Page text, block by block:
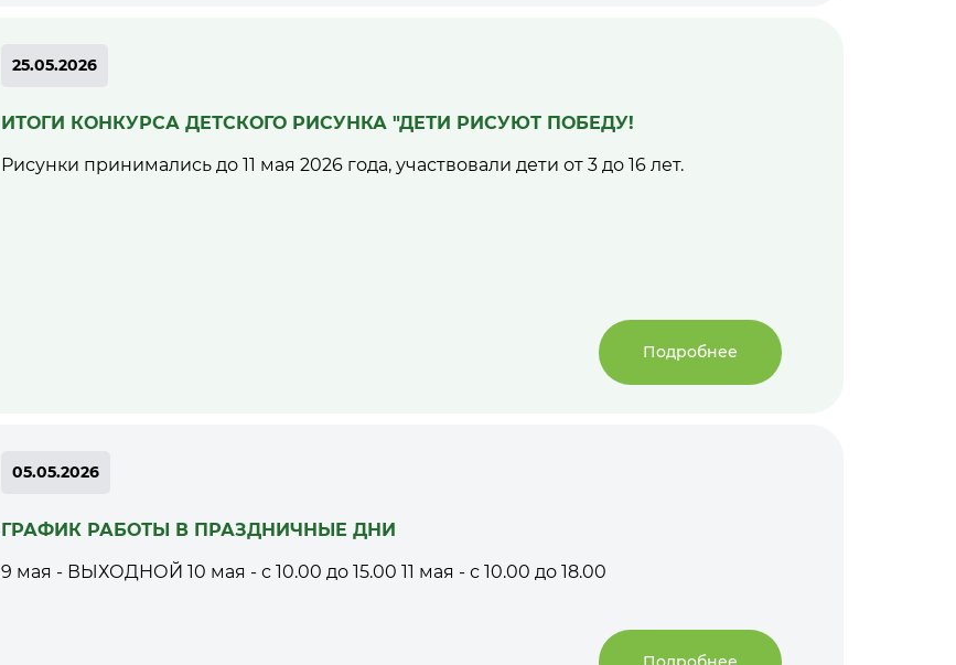
25.05.2026
ИТОГИ КОНКУРСА ДЕТСКОГО РИСУНКА "ДЕТИ РИСУЮТ ПОБЕДУ!
Рисунки принимались до 11 мая 2026 года, участвовали дети от 3 до 16 лет.
Подробнее
05.05.2026
ГРАФИК РАБОТЫ В ПРАЗДНИЧНЫЕ ДНИ
9 мая - ВЫХОДНОЙ 10 мая - с 10.00 до 15.00 11 мая - с 10.00 до 18.00